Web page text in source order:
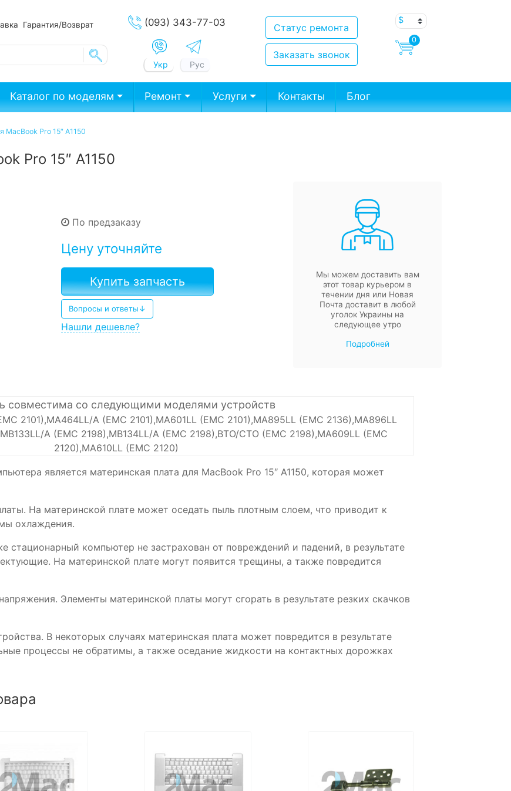
Гарантия/Возврат (093) 343-77-03
Укр Рус
Статус ремонта
Заказать звонок
0
Каталог по моделям Ремонт Услуги Контакты Блог
MacBook Pro 15″ A1150
Pro 15″ A1150
По предзаказу
Цену уточняйте
Купить запчасть
Вопросы и ответы↓
Нашли дешевле?
Мы можем доставить вам
этот товар курьером в
течении дня или Новая
Почта доставит в любой
уголок Украины на
следующее утро
Подробней
совместима со следующими моделями устройств
2101),MA464LL/A (EMC 2101),MA601LL (EMC 2101),MA895LL (EMC 2136),MA896LL
A (EMC 2198),MB134LL/A (EMC 2198),BTO/CTO (EMC 2198),MA609LL (EMC
2120),MA610LL (EMC 2120)
является материнская плата для MacBook Pro 15″ A1150, которая может
На материнской плате может оседать пыль плотным слоем, что приводит к
охлаждения.
компьютер не застрахован от повреждений и падений, в результате
На материнской плате могут появится трещины, а также повредится
Элементы материнской платы могут сгорать в результате резких скачков
В некоторых случаях материнская плата может повредится в результате
процессы не обратимы, а также оседание жидкости на контактных дорожках